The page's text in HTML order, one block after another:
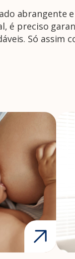
é preciso
Só